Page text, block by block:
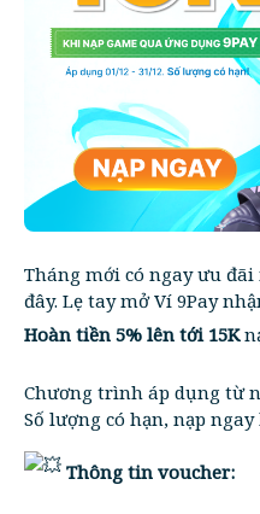
Tháng mới có ngay ưu
đây. Lẹ tay mở Ví 9Pay
Hoàn tiền 5% lên tới 15K
Chương trình áp dụng từ
Số lượng có hạn, nạp ngay
Thông tin voucher: